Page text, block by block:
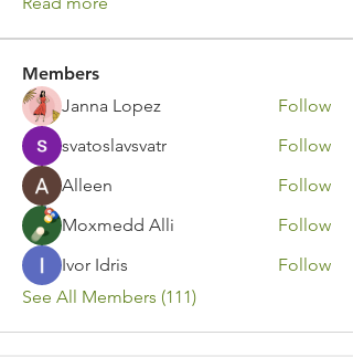
Members
Janna Lopez
Follow
svatoslavsvatr
Follow
Alleen
Follow
Moxmedd Alli
Follow
Ivor Idris
Follow
See All Members (111)